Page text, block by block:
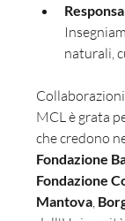
naturali,
MCL è grata
che credono
Fondazione
Fondazione
Mantova